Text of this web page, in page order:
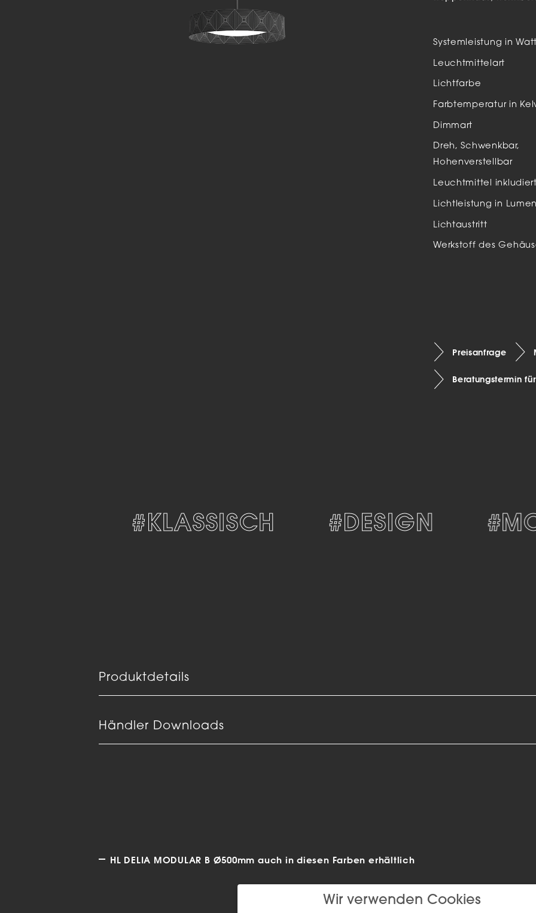
Systemleistung in Watt
Leuchtmittelart
Lichtfarbe
Farbtemperatur in
Dimmart
Dreh, Schwenkbar,
Hohenverstellbar
Leuchtmittel inkludiert
Lichtleistung in Lumen
Lichtaustritt
Werkstoff des
Preisanfrage
Beratungstermin
#KLASSISCH #DESIGN
Produktdetails
Händler Downloads
HL DELIA MODULAR B Ø500mm auch in diesen Farben erhältlich
Wir verwenden Cookies